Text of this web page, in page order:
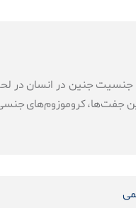
جنسیت جنین در انسان در